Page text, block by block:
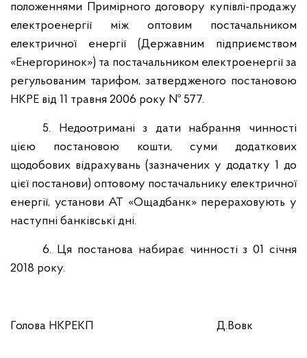
положеннями Примірного договору купівлі-продажу
електроенергії між оптовим постачальником
електричної енергії (Державним підприємством
«Енергоринок») та постачальником електроенергії за
регульованим тарифом, затвердженого постановою
НКРЕ від 11 травня 2006 року № 577.
5. Недоотримані з дати набрання чинності
цією постановою кошти, суми додаткових
щодобових відрахувань (зазначених у додатку 1 до
цієї постанови) оптовому постачальнику електричної
енергії, установи АТ «Ощадбанк» перераховують у
наступні банківські дні.
6. Ця постанова набирає чинності з 01 січня
2018 року.
Голова НКРЕКП Д.Вовк